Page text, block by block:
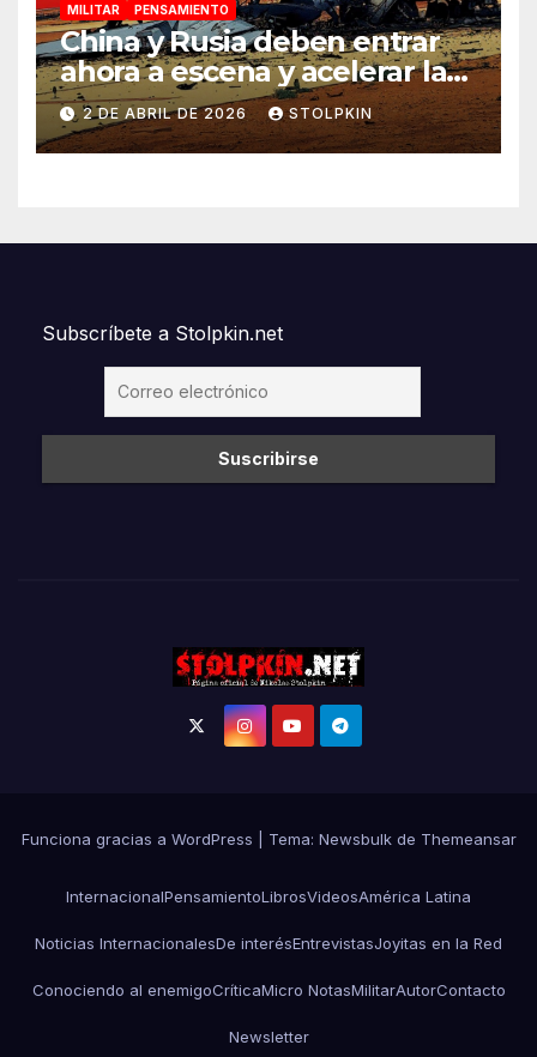
MILITAR
PENSAMIENTO
China y Rusia deben entrar
ahora a escena y acelerar la
reconfiguración del Nuevo
Orden Mundial
2 DE ABRIL DE 2026 STOLPKIN
Subscríbete a Stolpkin.net
Funciona gracias a WordPress Tema: Newsbulkde Themeansar
InternacionalPensamientoLibrosVideosAmérica Latina
Noticias InternacionalesDe interésEntrevistasJoyitas en la Red
Conociendo al enemigoCríticaMicro NotasMilitarAutorContacto
Newsletter